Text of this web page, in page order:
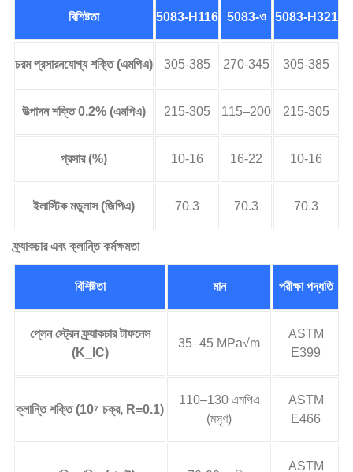
বিশিষ্টতা 5083-H116 5083-ও 5083-H321
চরম প্রসারনযোগ্য শক্তি (এমপিএ) 305-385 270-345 305-385
উত্পাদন শক্তি 0.2% (এমপিএ) 215-305 115–200 215-305
প্রসার (%) 10-16 16-22 10-16
ইলাস্টিক মডুলাস (জিপিএ) 70.3 70.3 70.3
ফ্র্যাকচার এবং ক্লান্তি কর্মক্ষমতা
বিশিষ্টতা মান পরীক্ষা পদ্ধতি
প্লেন স্ট্রেন ফ্র্যাকচার টাফনেস
(K_IC)
35–45 MPa√m
ASTM
E399
ক্লান্তি শক্তি (10⁷ চক্র, R=0.1)
110–130 এমপিএ
(মসৃণ)
ASTM
E466
ASTM